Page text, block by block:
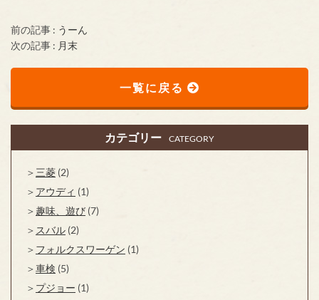
前の記事 : うーん
次の記事 : 月末
一覧に戻る
カテゴリー CATEGORY
三菱 (2)
アウディ (1)
趣味、遊び (7)
スバル (2)
フォルクスワーゲン (1)
車検 (5)
プジョー (1)